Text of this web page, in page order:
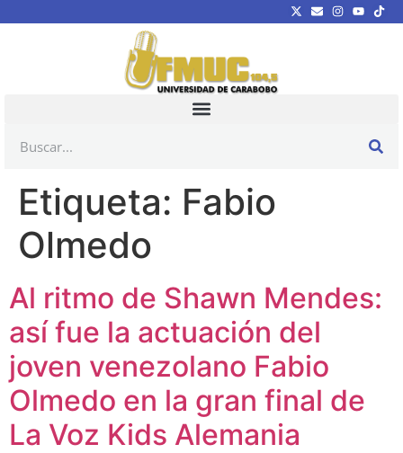
Etiqueta: Fabio
Olmedo
Al ritmo de Shawn Mendes:
así fue la actuación del
joven venezolano Fabio
Olmedo en la gran final de
La Voz Kids Alemania